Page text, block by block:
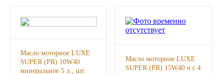
Лампы
Масло моторное LUXE
SUPER (PR) 10W40
минеральное 5 л., шт
Масло моторное LUXE
SUPER (PR) 15W40 ч с 4